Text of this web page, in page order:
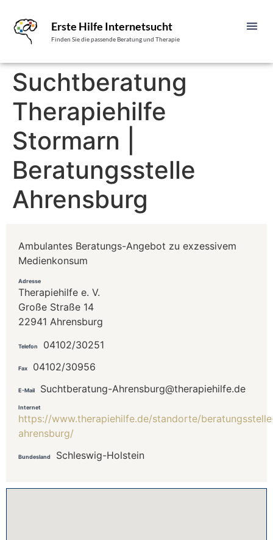
Erste Hilfe Internetsucht
Finden Sie die passende Beratung und Therapie
Suchtberatung
Therapiehilfe
Stormarn |
Beratungsstelle
Ahrensburg
Ambulantes Beratungs-Angebot zu exzessivem
Medienkonsum
Adresse
Therapiehilfe e. V.
Große Straße 14
22941 Ahrensburg
Telefon 04102/30251
Fax 04102/30956
E-Mail Suchtberatung-Ahrensburg@therapiehilfe.de
Internet
https://www.therapiehilfe.de/standorte/
ahrensburg/
Bundesland Schleswig-Holstein